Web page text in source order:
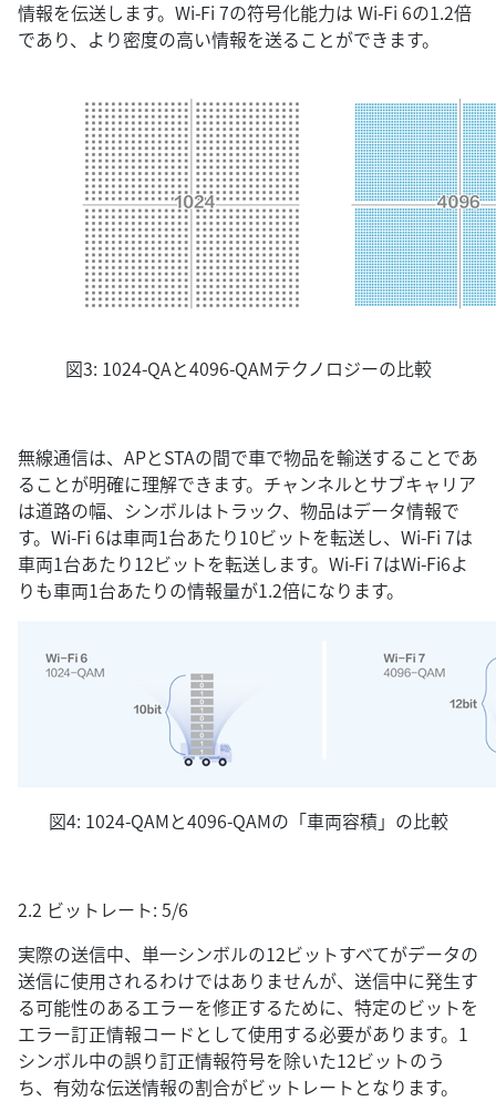
情報を伝送します。Wi-Fi 7の符号化能力は Wi-Fi 6の1.2倍
であり、より密度の高い情報を送ることができます。
図3: 1024-QAと4096-QAMテクノロジーの比較
無線通信は、APとSTAの間で車で物品を輸送することであ
ることが明確に理解できます。チャンネルとサブキャリア
は道路の幅、シンボルはトラック、物品はデータ情報で
す。Wi-Fi 6は車両1台あたり10ビットを転送し、Wi-Fi 7は
車両1台あたり12ビットを転送します。Wi-Fi 7はWi-Fi6よ
りも車両1台あたりの情報量が1.2倍になります。
図4: 1024-QAMと4096-QAMの「車両容積」の比較
2.2 ビットレート: 5/6
実際の送信中、単一シンボルの12ビットすべてがデータの
送信に使用されるわけではありませんが、送信中に発生す
る可能性のあるエラーを修正するために、特定のビットを
エラー訂正情報コードとして使用する必要があります。1
シンボル中の誤り訂正情報符号を除いた12ビットのう
ち、有効な伝送情報の割合がビットレートとなります。